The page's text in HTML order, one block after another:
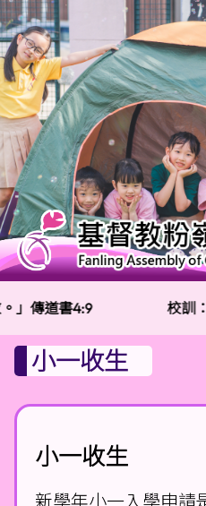
」傳道書4:9 校訓：
小一收生
小一收生
新學年小一入學申請